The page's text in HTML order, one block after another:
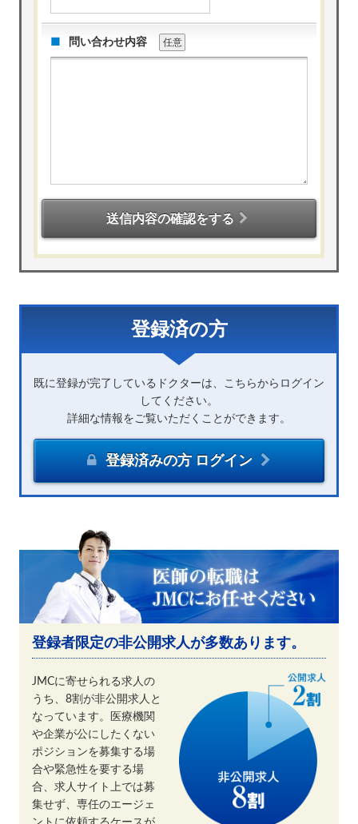
問い合わせ内容 任意
送信内容の確認をする
登録済の方
既に登録が完了しているドクターは、こちらからログイン
してください。
詳細な情報をご覧いただくことができます。
登録済みの方 ログイン
登録者限定の非公開求人が多数あります。
JMCに寄せられる求人の
うち、8割が非公開求人と
なっています。医療機関
や企業が公にしたくない
ポジションを募集する場
合や緊急性を要する場
合、求人サイト上では募
集せず、専任のエージェ